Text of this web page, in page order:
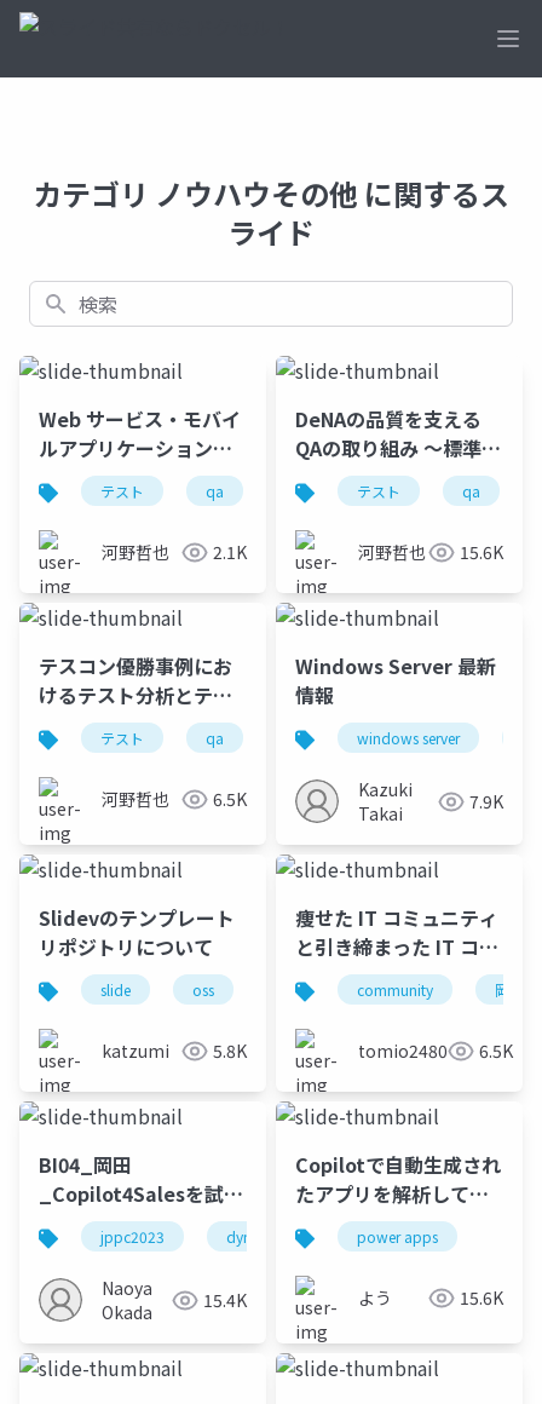
カテゴリ ノウハウその他 に関するス
ライド
検索
Web サービス・モバイ
ルアプリケーション開
発における テスト設計
を支援するための標準
テスト観点の整備
テスト qa
河野哲也 2.1K
DeNAの品質を支える
QAの取り組み 〜標準化
から実践まで〜
テスト qa
河野哲也 15.6K
テスコン優勝事例にお
けるテスト分析とテス
ト設計 テスト qa
河野哲也 6.5K
Windows Server 最新
情報
windows server
Kazuki
Takai
7.9K
Slidevのテンプレート
リポジトリについて
slide oss template devcontainer
katzumi 5.8K
痩せた IT コミュニティ
と引き締まった IT コミ
ュニティの違い
community 岡山
tomio2480 6.5K
BI04_岡田
_Copilot4Salesを試し
てみようjppc2023 dynamics copilot
Naoya
Okada
15.4K
Copilotで自動生成され
たアプリを解析してみ
よう！power apps
よう 15.6K